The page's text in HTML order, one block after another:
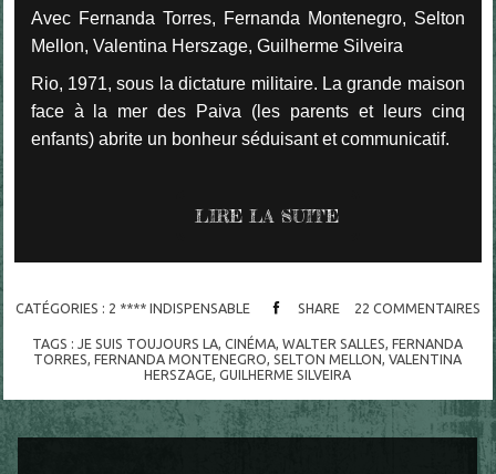
Avec Fernanda Torres, Fernanda Montenegro, Selton
Mellon, Valentina Herszage, Guilherme Silveira
Rio, 1971, sous la dictature militaire. La grande maison
face à la mer des Paiva (les parents et leurs cinq
enfants) abrite un bonheur séduisant et communicatif.
LIRE LA SUITE
CATÉGORIES : 2 **** INDISPENSABLE SHARE 22 COMMENTAIRES
TAGS :JE SUIS TOUJOURS LA,CINÉMA,WALTER SALLES,FERNANDA
TORRES,FERNANDA MONTENEGRO,SELTON MELLON,VALENTINA
HERSZAGE,GUILHERME SILVEIRA